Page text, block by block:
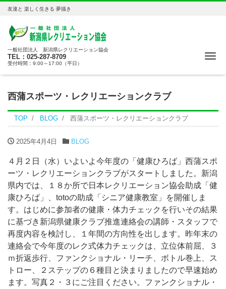
友達と 楽しく生きる 夢描き
一般社団法人 新潟県レクリエーション協会
TEL：025-287-8709
受付時間：9:00～17:00（平日）
西蒲スポーツ・レクリエーションクラブ
TOP BLOG 西蒲スポーツ・レクリエーションクラブ
2025年4月4日 BLOG
４月２日（水）いよいよ今年度の「健康ひろば」西蒲スポ
ーツ・レクリエーションクラブがスタートしました。新潟
県内では、１８か所で日本レクリエーション協会助成「健
康ひろば」、totoの助成「シニア健康教室」を開催しま
す。はじめに参加者の健康・体力チェックを行いその結果
に基づき新潟県健康クラブ推進連絡会の講師・スタッフで
再度内容を検討し、１年間の方向性を出します。昨年末の
連絡会で今年度のレク式体力チェックは、立位体前屈、３
ｍ折返歩行、ファンクショナル・リーチ、ボトル巻上、ス
トロー、２ステップの６種目と決まりましたので早速始め
ます。写真２・３にご注目ください。ファンクショナル・